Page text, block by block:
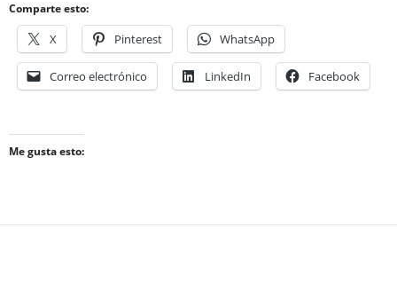
Comparte esto:
X Pinterest WhatsApp
Correo electrónico LinkedIn Facebook
Me gusta esto: